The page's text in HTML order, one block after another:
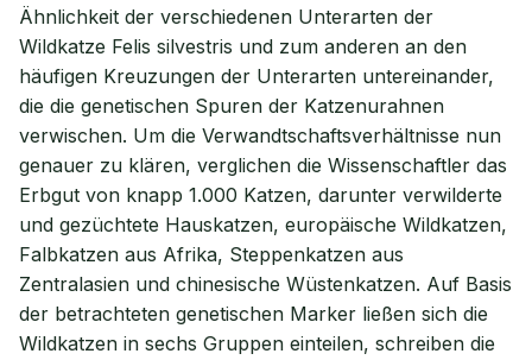
Ähnlichkeit der verschiedenen Unterarten der
Wildkatze Felis silvestris und zum anderen an den
häufigen Kreuzungen der Unterarten untereinander,
die die genetischen Spuren der Katzenurahnen
verwischen. Um die Verwandtschaftsverhältnisse nun
genauer zu klären, verglichen die Wissenschaftler das
Erbgut von knapp 1.000 Katzen, darunter verwilderte
und gezüchtete Hauskatzen, europäische Wildkatzen,
Falbkatzen aus Afrika, Steppenkatzen aus
Zentralasien und chinesische Wüstenkatzen. Auf Basis
der betrachteten genetischen Marker ließen sich die
Wildkatzen in sechs Gruppen einteilen, schreiben die